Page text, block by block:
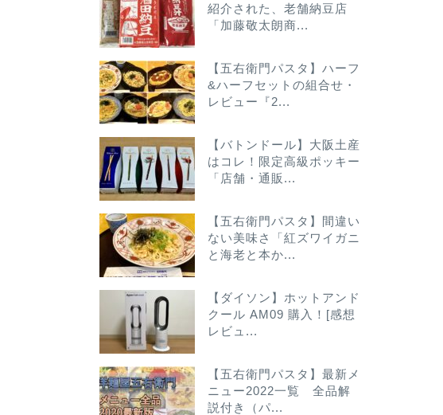
紹介された、老舗納豆店
「加藤敬太朗商...
【五右衛門パスタ】ハーフ
&ハーフセットの組合せ・
レビュー『2...
【バトンドール】大阪土産
はコレ！限定高級ポッキー
「店舗・通販...
【五右衛門パスタ】間違い
ない美味さ「紅ズワイガニ
と海老と本か...
【ダイソン】ホットアンド
クール AM09 購入！[感想
レビュ...
【五右衛門パスタ】最新メ
ニュー2022一覧 全品解
説付き（パ...